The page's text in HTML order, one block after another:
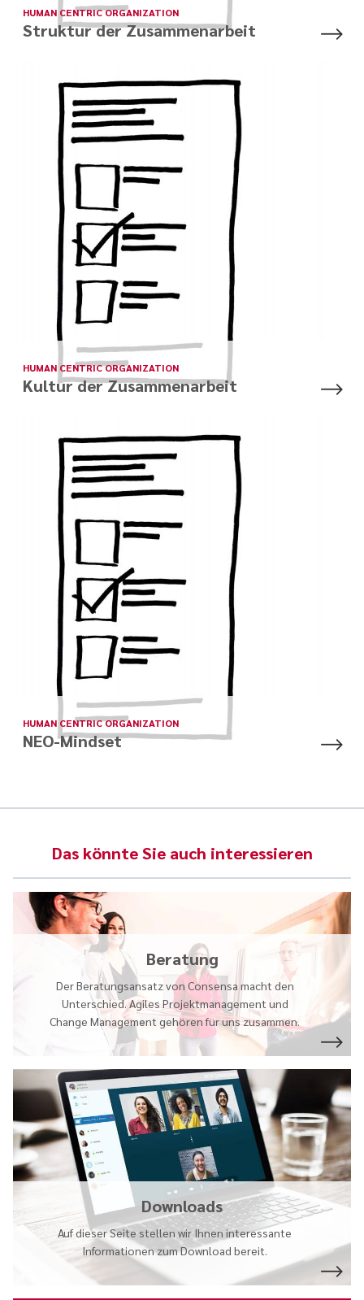
HUMAN CENTRIC ORGANIZATION
Struktur der Zusammenarbeit
HUMAN CENTRIC ORGANIZATION
Kultur der Zusammenarbeit
HUMAN CENTRIC ORGANIZATION
NEO-Mindset
Das könnte Sie auch interessieren
Beratung
Der Beratungsansatz von Consensa macht den
Unterschied. Agiles Projektmanagement und
Change Management gehören für uns zusammen.
Downloads
Auf dieser Seite stellen wir Ihnen interessante
Informationen zum Download bereit.